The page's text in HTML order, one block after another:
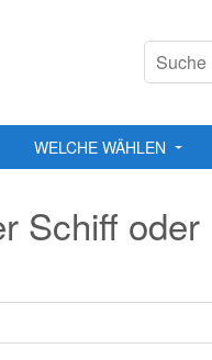
WELCHE WÄHLEN
Schiff oder